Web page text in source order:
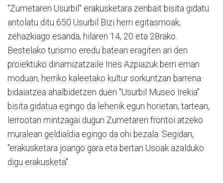
"Zumetaren Usurbil" erakusketara zenbait bisita gidatu
antolatu ditu 650 Usurbil Bizi herri egitasmoak;
zehazkiago esanda, hilaren 14, 20 eta 28rako.
Bestelako turismo eredu batean eragiten ari den
proiektuko dinamizatzaile Ines Azpiazuk berri eman
moduan, herriko kaleetako kultur sorkuntzan barrena
bidaiatzea ahalbidetzen duen "Usurbil Museo Irekia"
bisita gidatua egingo da lehenik egun horietan; tartean,
lerrootan mintzagai dugun Zumetaren frontoi atzeko
muralean geldialdia egingo da ohi bezala. Segidan,
"erakusketara joango gara eta bertan Usoak azalduko
digu erakusketa".